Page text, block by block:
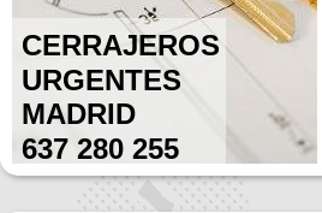
CERRAJEROS
URGENTES
MADRID
637 280 255